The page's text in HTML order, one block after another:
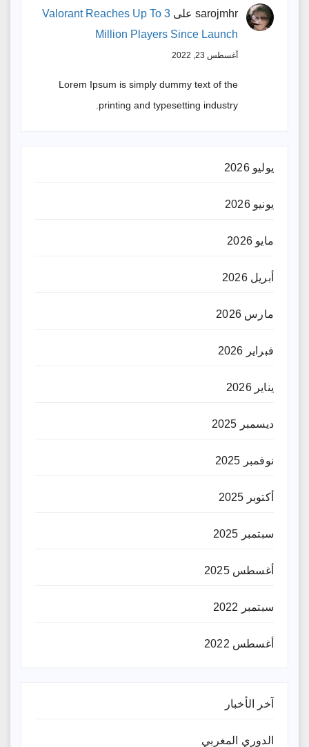
sarojmhr على Valorant Reaches Up To 3
Million Players Since Launch
أغسطس 23, 2022
Lorem Ipsum is simply dummy text of the
printing and typesetting industry.
يوليو 2026
يونيو 2026
مايو 2026
أبريل 2026
مارس 2026
فبراير 2026
يناير 2026
ديسمبر 2025
نوفمبر 2025
أكتوبر 2025
سبتمبر 2025
أغسطس 2025
سبتمبر 2022
أغسطس 2022
آخر الأخبار
الدوري المغربي